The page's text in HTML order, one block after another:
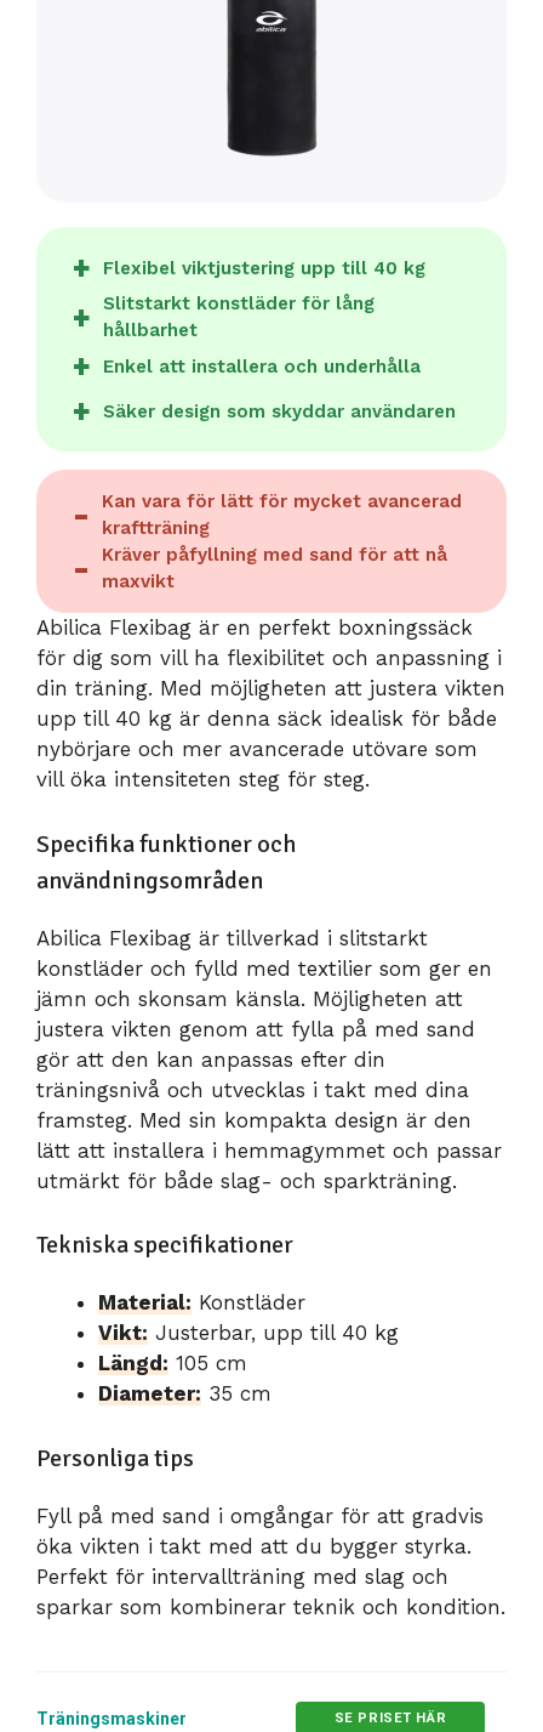
Flexibel viktjustering upp till 40 kg
Slitstarkt konstläder för lång
hållbarhet
Enkel att installera och underhålla
Säker design som skyddar användaren
Kan vara för lätt för mycket avancerad
kraftträning
Kräver påfyllning med sand för att nå
maxvikt
Abilica Flexibag är en perfekt boxningssäck
för dig som vill ha flexibilitet och anpassning i
din träning. Med möjligheten att justera vikten
upp till 40 kg är denna säck idealisk för både
nybörjare och mer avancerade utövare som
vill öka intensiteten steg för steg.
Specifika funktioner och
användningsområden
Abilica Flexibag är tillverkad i slitstarkt
konstläder och fylld med textilier som ger en
jämn och skonsam känsla. Möjligheten att
justera vikten genom att fylla på med sand
gör att den kan anpassas efter din
träningsnivå och utvecklas i takt med dina
framsteg. Med sin kompakta design är den
lätt att installera i hemmagymmet och passar
utmärkt för både slag- och sparkträning.
Tekniska specifikationer
Material: Konstläder
Vikt: Justerbar, upp till 40 kg
Längd: 105 cm
Diameter: 35 cm
Personliga tips
Fyll på med sand i omgångar för att gradvis
öka vikten i takt med att du bygger styrka.
Perfekt för intervallträning med slag och
sparkar som kombinerar teknik och kondition.
Träningsmaskiner SE PRISET HÄR